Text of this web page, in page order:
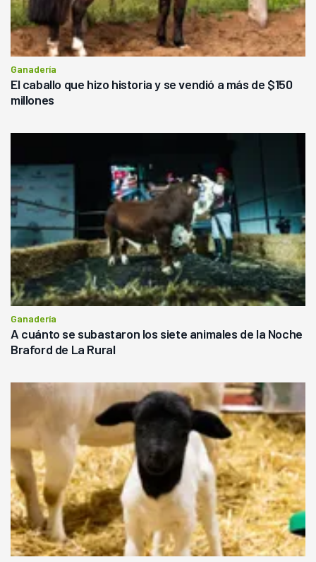
Ganadería
El caballo que hizo historia y se vendió a más de $150
millones
Ganadería
A cuánto se subastaron los siete animales de la Noche
Braford de La Rural